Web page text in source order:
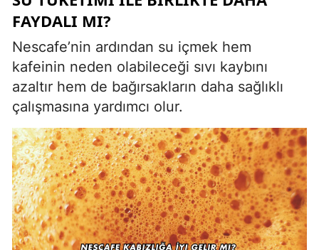
FAYDALI MI?
Nescafe’nin ardından su içmek hem
kafeinin neden olabileceği sıvı kaybını
azaltır hem de bağırsakların daha sağlıklı
çalışmasına yardımcı olur.